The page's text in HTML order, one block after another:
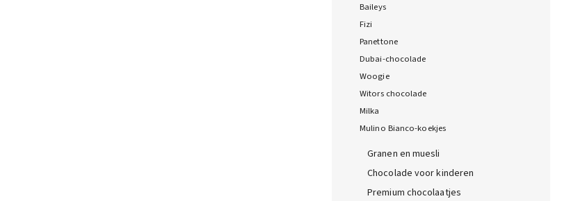
Baileys
Fizi
Panettone
Dubai-chocolade
Woogie
Witors chocolade
Milka
Mulino Bianco-koekjes
Granen en muesli
Chocolade voor kinderen
Premium chocolaatjes